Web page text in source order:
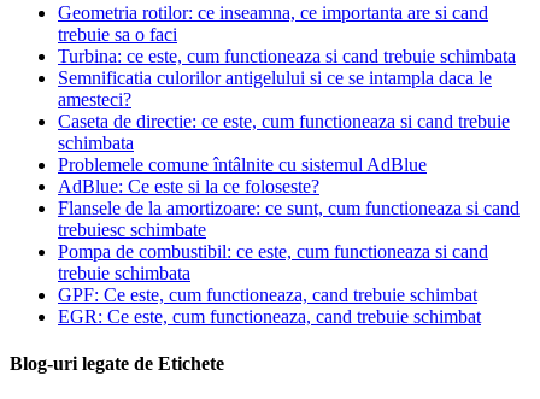
Geometria rotilor: ce inseamna, ce importanta are si cand
trebuie sa o faci
Turbina: ce este, cum functioneaza si cand trebuie schimbata
Semnificatia culorilor antigelului si ce se intampla daca le
amesteci?
Caseta de directie: ce este, cum functioneaza si cand trebuie
schimbata
Problemele comune întâlnite cu sistemul AdBlue
AdBlue: Ce este si la ce foloseste?
Flansele de la amortizoare: ce sunt, cum functioneaza si cand
trebuiesc schimbate
Pompa de combustibil: ce este, cum functioneaza si cand
trebuie schimbata
GPF: Ce este, cum functioneaza, cand trebuie schimbat
EGR: Ce este, cum functioneaza, cand trebuie schimbat
Blog-uri legate de Etichete